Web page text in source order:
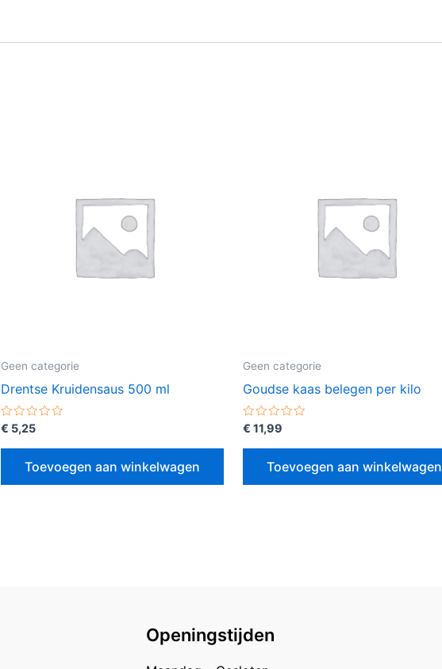
Geen categorie
Drentse Kruidensaus 500 ml
Gewaardeerd
uit
€ 5,25
Toevoegen aan winkelwagen
Geen categorie
Goudse kaas belegen per kilo
Gewaardeerd
uit
€ 11,99
Toevoegen aan winkelwagen
Openingstijden